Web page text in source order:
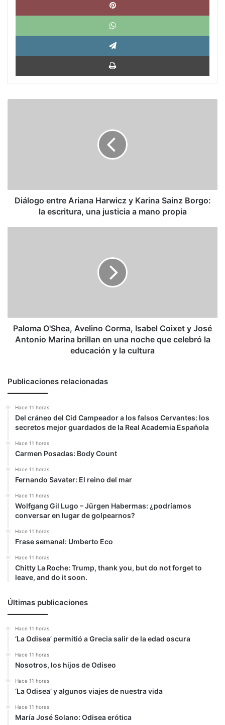
la
escritura,
Diálogo entre Ariana Harwicz y Karina Sainz Borgo:
la escritura, una justicia a mano propia
Antonio
Marina
brillan
que
educación
cultura
Paloma O'Shea, Avelino Corma, Isabel Coixet y José
Antonio Marina brillan en una noche que celebró la
educación y la cultura
Publicaciones relacionadas
Hace 11 horas
Del cráneo del Cid Campeador a los falsos Cervantes: los
secretos mejor guardados de la Real Academia Española
Hace 11 horas
Carmen Posadas: Body Count
Hace 11 horas
Fernando Savater: El reino del mar
Hace 11 horas
Wolfgang Gil Lugo – Jürgen Habermas: ¿podríamos
conversar en lugar de golpearnos?
Hace 11 horas
Frase semanal: Umberto Eco
Hace 11 horas
Chitty La Roche: Trump, thank you, but do not forget to
leave, and do it soon.
Últimas publicaciones
Hace 11 horas
‘La Odisea’ permitió a Grecia salir de la edad oscura
Hace 11 horas
Nosotros, los hijos de Odiseo
Hace 11 horas
‘La Odisea’ y algunos viajes de nuestra vida
Hace 11 horas
María José Solano: Odisea erótica